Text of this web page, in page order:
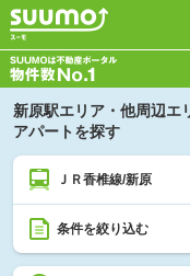
新原駅エリア・他周辺エ
アパートを探す
ＪＲ香椎線/新原
条件を絞り込む